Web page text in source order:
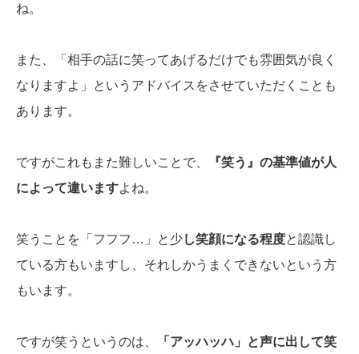
ね。
また、「相手の話に笑ってあげるだけでも雰囲気が良く
なりますよ」というアドバイスをさせていただくことも
あります。
ですがこれもまた難しいことで、
『笑う』の基準値が人
によって違いますよね。
笑うことを「フフフ…」と少し笑顔になる程度と認識し
ている方もいますし、それしかうまくできないという方
もいます。
ですが笑うというのは、
「アッハッハ」と声に出して笑